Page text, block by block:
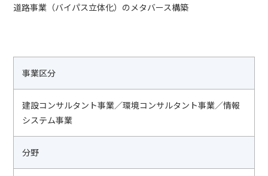
道路事業（バイパス立体化）のメタバース構築
事業区分
建設コンサルタント事業／環境コンサルタント事業／情報
システム事業
分野